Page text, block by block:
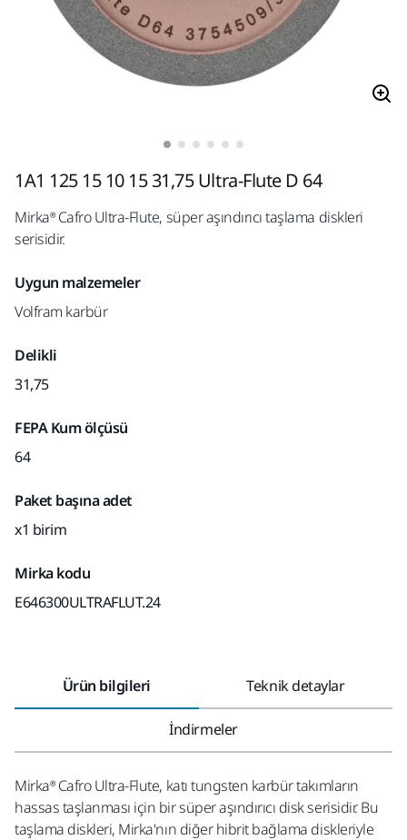
1A1 125 15 10 15 31,75 Ultra-Flute D 64
Mirka® Cafro Ultra-Flute, süper aşındırıcı taşlama diskleri
serisidir.
Uygun malzemeler
Volfram karbür
Delikli
31,75
FEPA Kum ölçüsü
64
Paket başına adet
x1 birim
Mirka kodu
E646300ULTRAFLUT.24
Ürün bilgileri Teknik detaylar
İndirmeler
Mirka® Cafro Ultra-Flute, katı tungsten karbür takımların
hassas taşlanması için bir süper aşındırıcı disk serisidir. Bu
taşlama diskleri, Mirka'nın diğer hibrit bağlama diskleriyle